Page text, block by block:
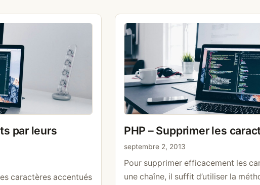
par leurs
caractères accentués
PHP – Supprimer les
septembre 2, 2013
Pour supprimer efficacement les
une chaîne, il suffit d’utiliser la